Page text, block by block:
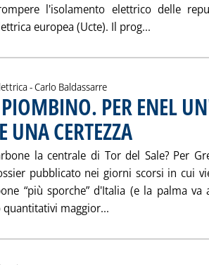
l'isolamento elettrico delle
europea (Ucte). Il prog...
-di:
Carlo Baldassarre
PER ENEL
UNA CERTEZZA
la centrale di Tor del Sale? Per
pubblicato nei giorni scorsi in cui
“più sporche” d'Italia (e la palma va
maggior...